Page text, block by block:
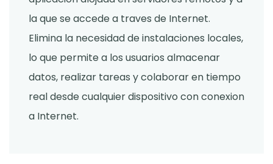
la que se accede a traves de Internet.
Elimina la necesidad de instalaciones locales,
lo que permite a los usuarios almacenar
datos, realizar tareas y colaborar en tiempo
real desde cualquier dispositivo con conexion
a Internet.